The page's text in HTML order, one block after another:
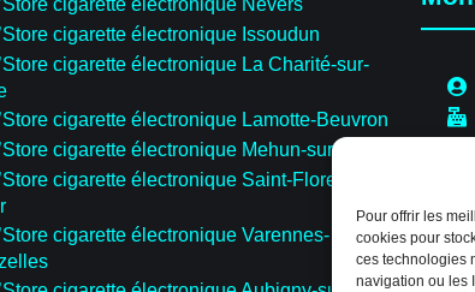
Pour offrir les
cookies pour
ces technologies
navigation ou les
cigarette électronique Nevers
cigarette électronique Issoudun
cigarette électronique La Charité-sur-
cigarette électronique Lamotte-Beuvron
cigarette électronique Mehun-sur-Yèvre
cigarette électronique Saint-Florent-sur-
cigarette électronique Varennes-